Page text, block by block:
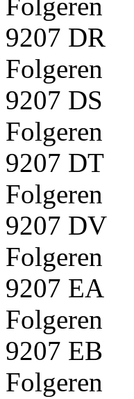
Folgeren
9207 DR
Folgeren
9207 DS
Folgeren
9207 DT
Folgeren
9207 DV
Folgeren
9207 EA
Folgeren
9207 EB
Folgeren